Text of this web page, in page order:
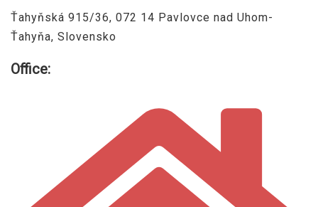
Ťahyňská 915/36, 072 14 Pavlovce nad Uhom-
Ťahyňa, Slovensko
Office: